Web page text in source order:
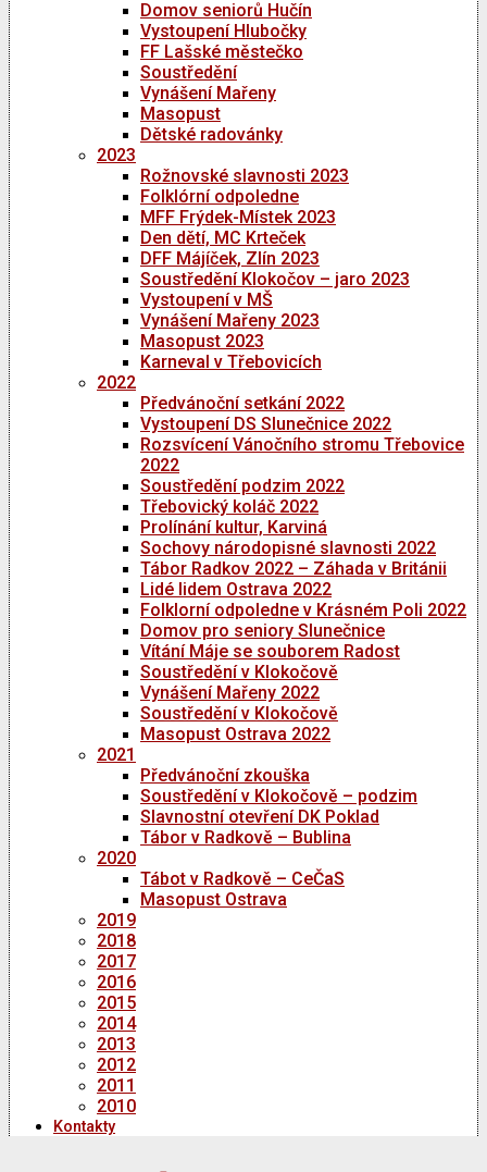
Domov seniorů Hučín
Vystoupení Hlubočky
FF Lašské městečko
Soustředění
Vynášení Mařeny
Masopust
Dětské radovánky
2023
Rožnovské slavnosti 2023
Folklórní odpoledne
MFF Frýdek-Místek 2023
Den dětí, MC Krteček
DFF Májíček, Zlín 2023
Soustředění Klokočov – jaro 2023
Vystoupení v MŠ
Vynášení Mařeny 2023
Masopust 2023
Karneval v Třebovicích
2022
Předvánoční setkání 2022
Vystoupení DS Slunečnice 2022
Rozsvícení Vánočního stromu Třebovice
2022
Soustředění podzim 2022
Třebovický koláč 2022
Prolínání kultur, Karviná
Sochovy národopisné slavnosti 2022
Tábor Radkov 2022 – Záhada v Británii
Lidé lidem Ostrava 2022
Folklorní odpoledne v Krásném Poli 2022
Domov pro seniory Slunečnice
Vítání Máje se souborem Radost
Soustředění v Klokočově
Vynášení Mařeny 2022
Soustředění v Klokočově
Masopust Ostrava 2022
2021
Předvánoční zkouška
Soustředění v Klokočově – podzim
Slavnostní otevření DK Poklad
Tábor v Radkově – Bublina
2020
Tábot v Radkově – CeČaS
Masopust Ostrava
2019
2018
2017
2016
2015
2014
2013
2012
2011
2010
Kontakty